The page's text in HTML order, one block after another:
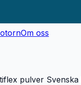
Om oss
pulver Svenska